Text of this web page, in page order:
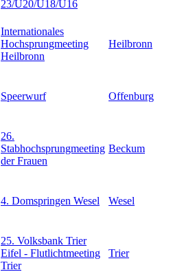
23/U20/U18/U16
Internationales
Hochsprungmeeting
Heilbronn
Heilbronn
Speerwurf Offenburg
26.
Stabhochsprungmeeting
der Frauen
Beckum
4. Domspringen Wesel Wesel
25. Volksbank Trier
Eifel - Flutlichtmeeting
Trier
Trier